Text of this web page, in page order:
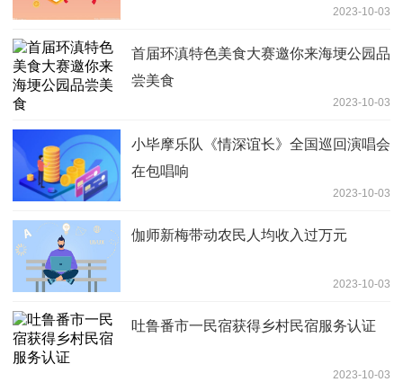
2023-10-03
首届环滇特色美食大赛邀你来海埂公园品
尝美食
2023-10-03
小毕摩乐队《情深谊长》全国巡回演唱会
在包唱响
2023-10-03
伽师新梅带动农民人均收入过万元
2023-10-03
吐鲁番市一民宿获得乡村民宿服务认证
2023-10-03